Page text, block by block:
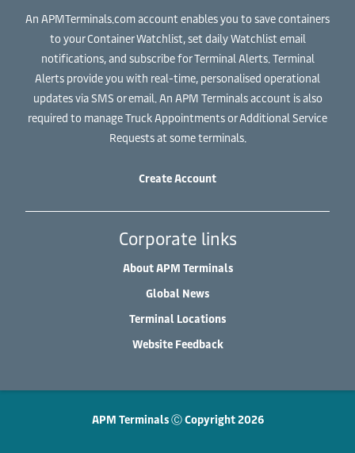
An APMTerminals.com account enables you to save containers
to your Container Watchlist, set daily Watchlist email
notifications, and subscribe for Terminal Alerts. Terminal
Alerts provide you with real-time, personalised operational
updates via SMS or email. An APM Terminals account is also
required to manage Truck Appointments or Additional Service
Requests at some terminals.
Create Account
Corporate links
About APM Terminals
Global News
Terminal Locations
Website Feedback
APM Terminals Ⓒ Copyright 2026